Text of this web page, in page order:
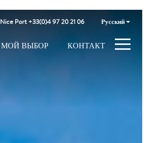
МОЙ ВЫБОР КОНТАКТ
Nice Port +33(0)4 97 20 21 06 Русский